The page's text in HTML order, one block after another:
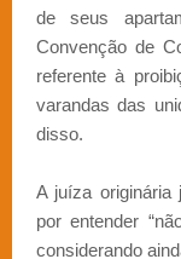
de seus
Convenção de
referente à
varandas das
disso.
A juíza originária
por entender
considerando